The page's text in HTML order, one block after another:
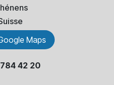
Maps
42 20